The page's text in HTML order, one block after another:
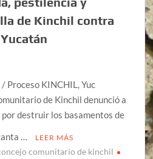
de Kinchil contra
Proceso KINCHIL, Yuc
de Kinchil denunció a
destruir los basamentos de
…
LEER MÁS
comunitario de kinchil